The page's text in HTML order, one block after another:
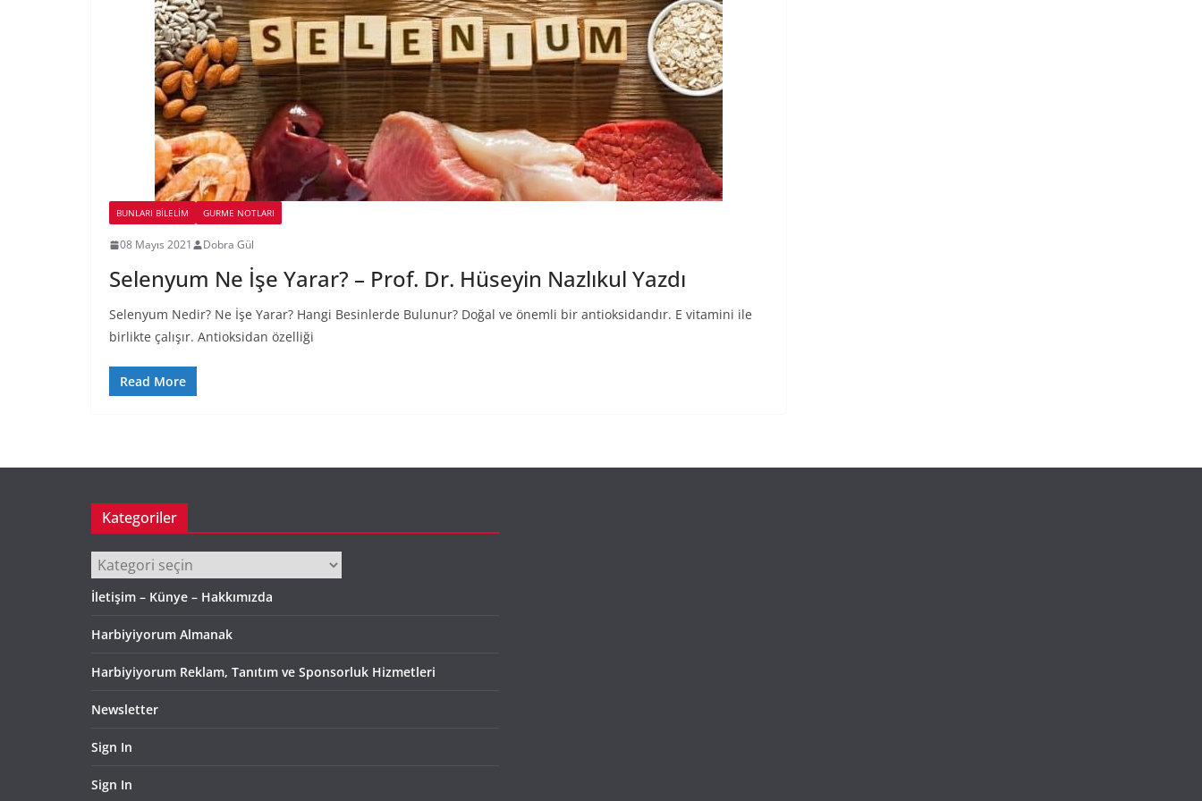
BUNLARI BILELIM GURME NOTLARI
08 Mayıs 2021 Dobra Gül
Selenyum Ne İşe Yarar? – Prof. Dr. Hüseyin Nazlıkul Yazdı
Selenyum Nedir? Ne İşe Yarar? Hangi Besinlerde Bulunur? Doğal ve önemli bir antioksidandır. E vitamini ile
birlikte çalışır. Antioksidan özelliği
Read More
Kategoriler
Kategoriler
İletişim – Künye – Hakkımızda
Harbiyiyorum Almanak
Harbiyiyorum Reklam, Tanıtım ve Sponsorluk Hizmetleri
Newsletter
Sign In
Sign In